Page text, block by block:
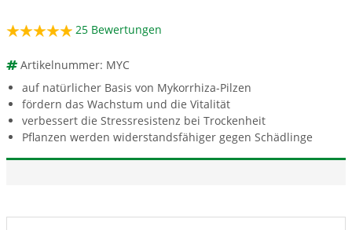
25 Bewertungen
Artikelnummer: MYC
auf natürlicher Basis von Mykorrhiza-Pilzen
fördern das Wachstum und die Vitalität
verbessert die Stressresistenz bei Trockenheit
Pflanzen werden widerstandsfähiger gegen Schädlinge